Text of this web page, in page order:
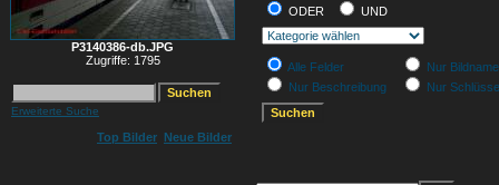
P3140386-db.JPG
Zugriffe: 1795
Erweiterte Suche
Top Bilder Neue Bilder
ODER UND
Alle Felder
Nur Bildname
Nur Beschreibung
Nur